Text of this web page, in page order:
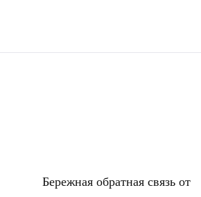
Бережная обратная связь от